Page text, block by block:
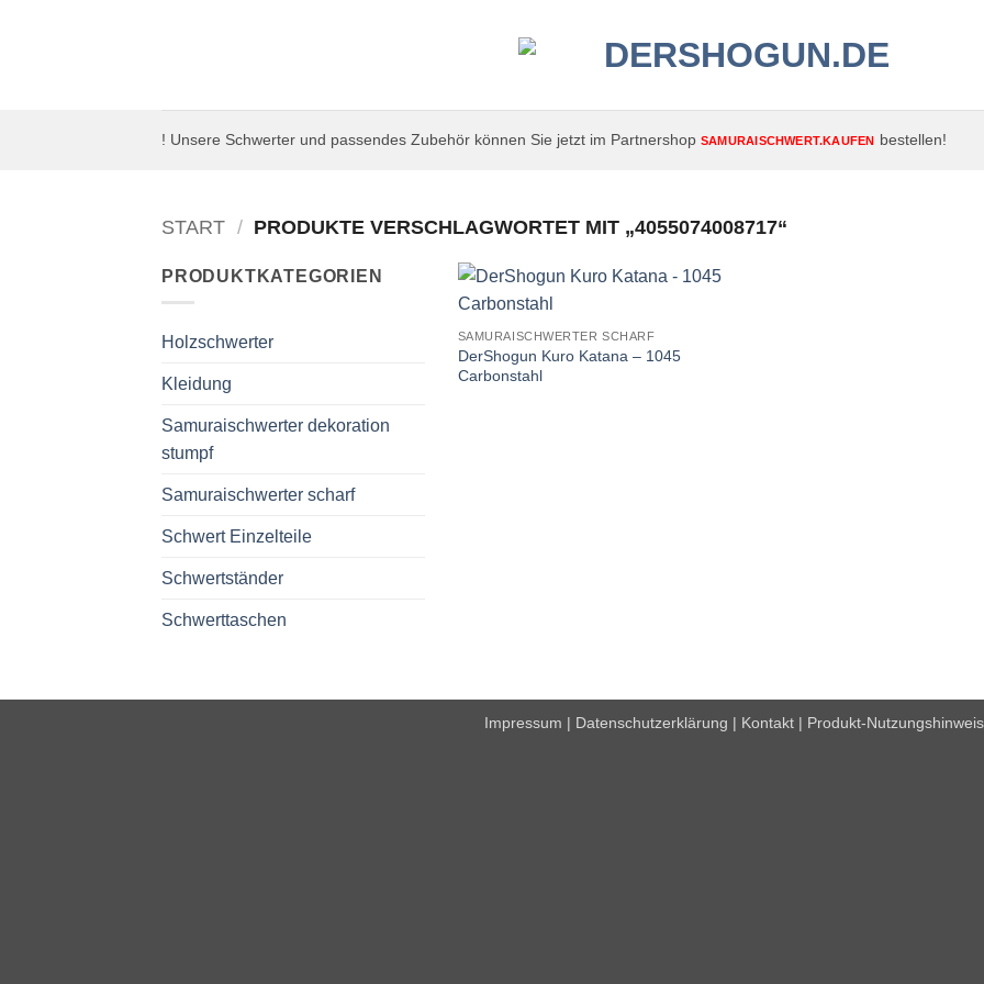
! Unsere Schwerter und passendes Zubehör können Sie jetzt im Partnershop SAMURAISCHWERT.KAUFEN bestellen!
START / PRODUKTE VERSCHLAGWORTET MIT „4055074008717“
PRODUKTKATEGORIEN
Holzschwerter
Kleidung
Samuraischwerter dekoration
stumpf
Samuraischwerter scharf
Schwert Einzelteile
Schwertständer
Schwerttaschen
SAMURAISCHWERTER SCHARF
DerShogun Kuro Katana – 1045
Carbonstahl
Impressum | Datenschutzerklärung | Kontakt | Produkt-